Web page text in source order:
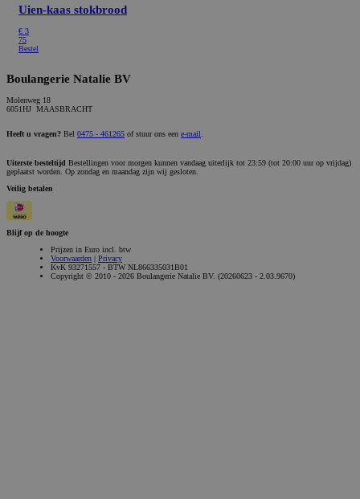
Uien-kaas stokbrood
€ 3
75
Bestel
Boulangerie Natalie BV
Molenweg 18
6051HJ MAASBRACHT
Heeft u vragen? Bel 0475 - 461265 of stuur ons een e-mail.
Uiterste besteltijd Bestellingen voor morgen kunnen vandaag uiterlijk tot 23:59 (tot 20:00 uur op vrijdag)
geplaatst worden. Op zondag en maandag zijn wij gesloten.
Veilig betalen
Blijf op de hoogte
Prijzen in Euro incl. btw
Voorwaarden | Privacy
KvK 93271557 - BTW NL866335031B01
Copyright © 2010 - 2026 Boulangerie Natalie BV. (20260623 - 2.03.9670)